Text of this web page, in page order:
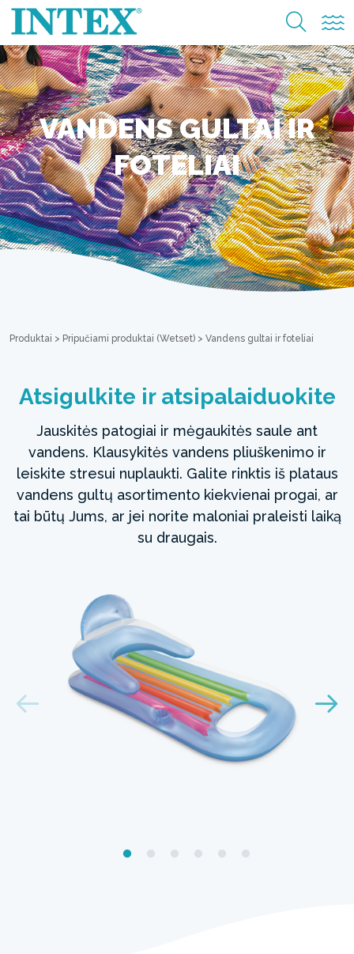
VANDENS GULTAI IR
FOTELIAI
Produktai > Pripučiami produktai (Wetset) > Vandens gultai ir foteliai
Atsigulkite ir atsipalaiduokite
Jauskitės patogiai ir mėgaukitės saule ant
vandens. Klausykitės vandens pliuškenimo ir
leiskite stresui nuplaukti. Galite rinktis iš plataus
vandens gultų asortimento kiekvienai progai, ar
tai būtų Jums, ar jei norite maloniai praleisti laiką
su draugais.